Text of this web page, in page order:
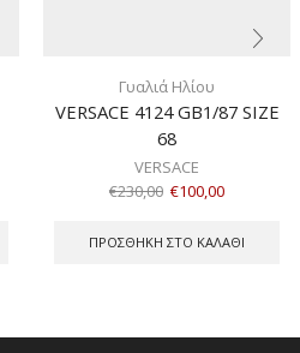
Γυαλιά Ηλίου
VERSACE 4124 GB1/87 SIZE
68
VERSACE
€230,00 €100,00
ΠΡΟΣΘΉΚΗ ΣΤΟ ΚΑΛΆΘΙ